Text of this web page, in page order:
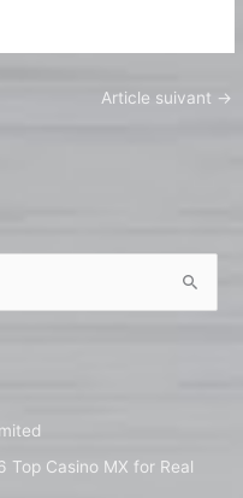
Article suivant →
Top Casino MX for Real